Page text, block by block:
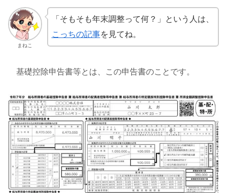
まねこ
「そもそも年末調整って何？」という人は、
こっちの記事を見てね。
基礎控除申告書等とは、この申告書のことです。